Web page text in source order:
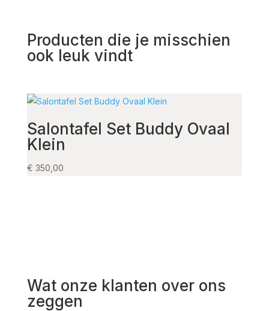
Producten die je misschien
ook leuk vindt
Salontafel Set Buddy Ovaal
Klein
€ 350,00
Wat onze klanten over ons
zeggen